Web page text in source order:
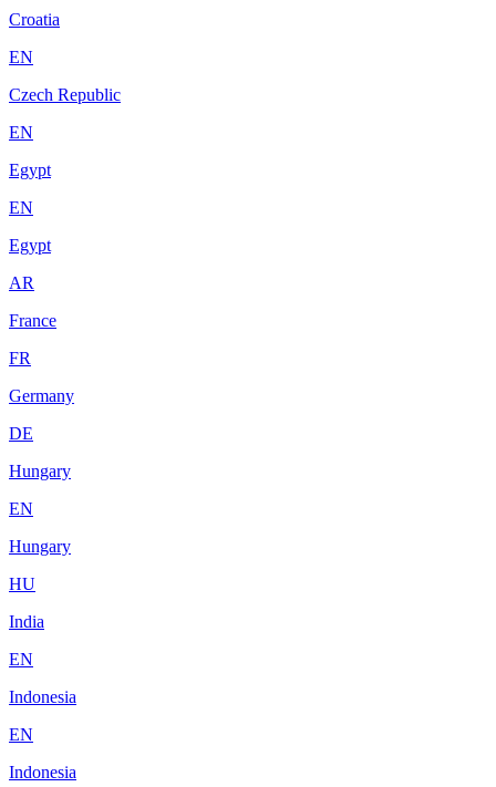
Croatia
EN
Czech Republic
EN
Egypt
EN
Egypt
AR
France
FR
Germany
DE
Hungary
EN
Hungary
HU
India
EN
Indonesia
EN
Indonesia